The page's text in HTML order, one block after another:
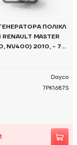
ПОЛІКЛ
MASTER
NV400) 2010, - 7P
Dayco
7PK1687S